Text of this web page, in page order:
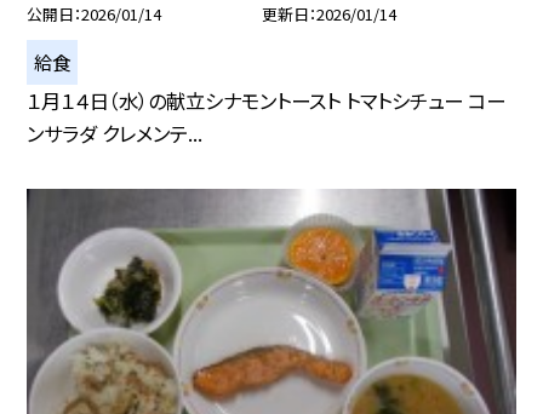
公開日 2026/01/14 更新日 2026/01/14
給食
１月１４日（水）の献立シナモントースト トマトシチュー コー
ンサラダ クレメンテ...